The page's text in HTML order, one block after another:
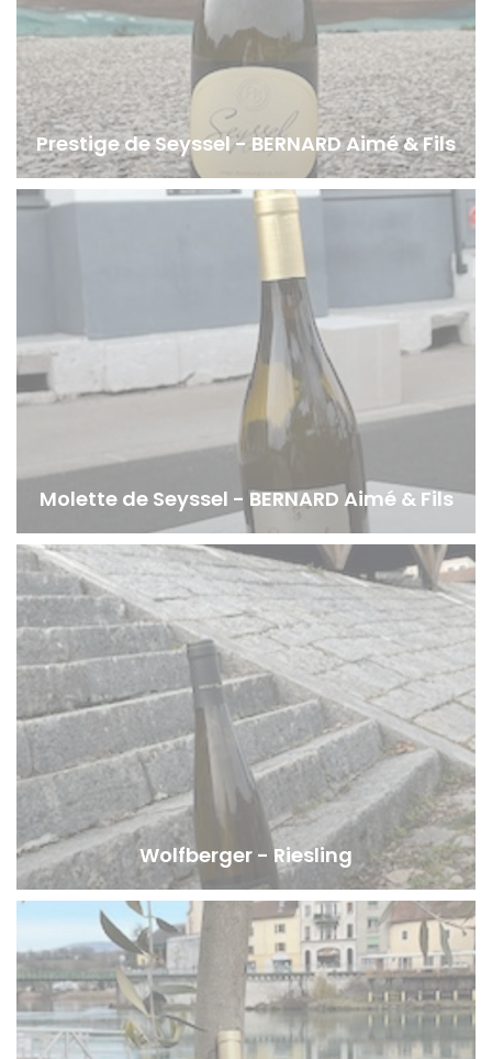
Prestige de Seyssel - BERNARD Aimé & Fils
Molette de Seyssel - BERNARD Aimé & Fils
Wolfberger - Riesling